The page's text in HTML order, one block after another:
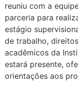
reuniu com a
parceria para
estágio
de trabalho,
acadêmicos da
estará presente,
orientações aos